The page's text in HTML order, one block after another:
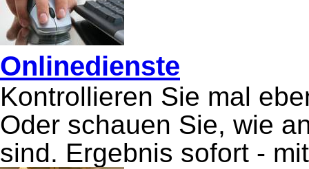
Onlinedienste
Kontrollieren Sie mal
Oder schauen Sie, wie
sind. Ergebnis sofort -